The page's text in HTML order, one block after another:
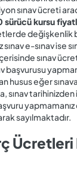
sınav ücreti
sürücü kursu
değişkenlik
sınav e-sınav ise
sınav
başvurusu
husus eğer
sınav
yapmamanız
sayılmaktadır.
Ücretleri